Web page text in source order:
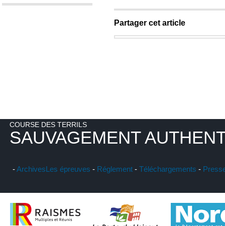
Partager cet article
COURSE DES TERRILS
SAUVAGEMENT
-ArchivesLes épreuves - Réglement - Téléchargements -